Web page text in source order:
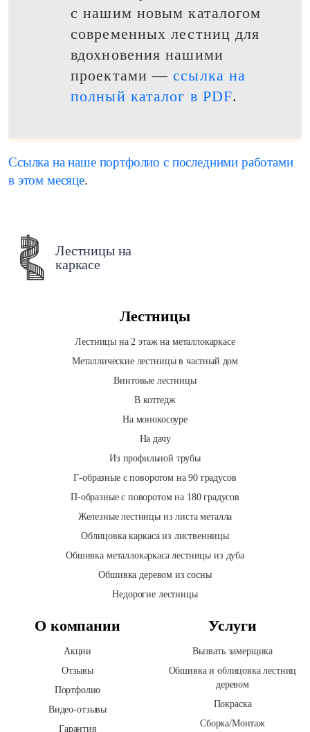
с нашим новым каталогом
современных лестниц для
вдохновения нашими
проектами —ссылка на
полный каталог в PDF.
Ссылка на наше портфолио с последними работами
в этом месяце.
Лестницы на
каркасе
Лестницы
Лестницы на 2 этаж на металлокаркасе
Металлические лестницы в частный дом
Винтовые лестницы
В коттедж
На монокосоуре
На дачу
Из профильной трубы
Г-образные с поворотом на 90 градусов
П-образные с поворотом на 180 градусов
Железные лестницы из листа металла
Облицовка каркаса из лиственницы
Обшивка металлокаркаса лестницы из дуба
Обшивка деревом из сосны
Недорогие лестницы
О компании
Акции
Отзывы
Портфолио
Видео-отзывы
Гарантия
Услуги
Вызвать замерщика
Обшивка и облицовка лестниц
деревом
Покраска
Сборка/Монтаж